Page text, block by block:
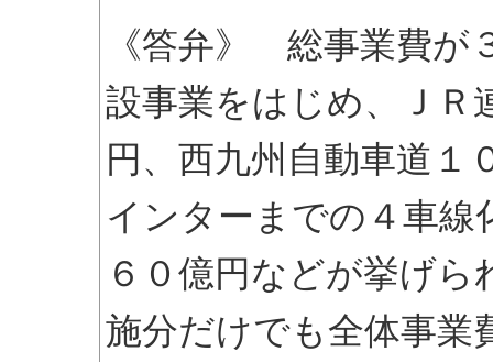
《答弁》 総事業費が
設事業をはじめ、ＪＲ
円、西九州自動車道１
インターまでの４車線
６０億円などが挙げ
施分だけでも全体事業